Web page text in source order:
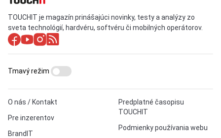
TOUCHIT je magazín prinášajúci novinky, testy a analýzy zo
sveta technológií, hardvéru, softvéru či mobilných operátorov.
O nás / Kontakt
Pre inzerentov
BrandIT
Predplatné časopisu
TOUCHIT
Podmienky používania webu
Tmavý režim